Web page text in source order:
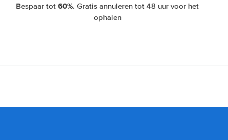
Bespaar tot60%. Gratis annuleren tot 48 uur voor het
ophalen